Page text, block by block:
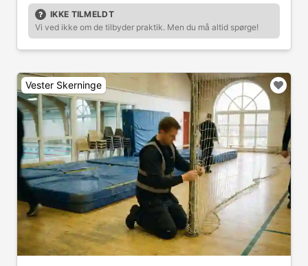
IKKE TILMELDT
Vi ved ikke om de tilbyder praktik. Men du må altid spørge!
Vester Skerninge